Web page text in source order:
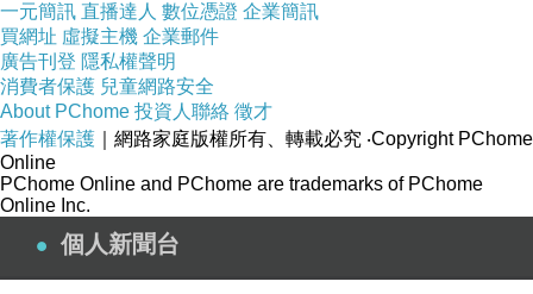
材質
彈性
色
尼龍
一元簡訊 直播達人 數位憑證 企業簡訊
買網址 虛擬主機 企業郵件
廣告刊登 隱私權聲明
消費者保護 兒童網路安全
About PChome 投資人聯絡 徵才
著作權保護 ｜網路家庭版權所有、轉載必究 ‧Copyright PChome
Online
PChome Online and PChome are trademarks of PChome
Online Inc.
個人新聞台